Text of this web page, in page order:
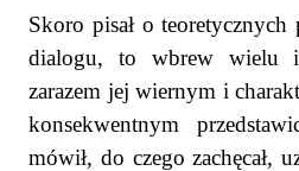
Skoro pisał o
dialogu, to wbrew wielu
zarazem jej wiernym i
konsekwentnym
mówił, do czego zachęcał,